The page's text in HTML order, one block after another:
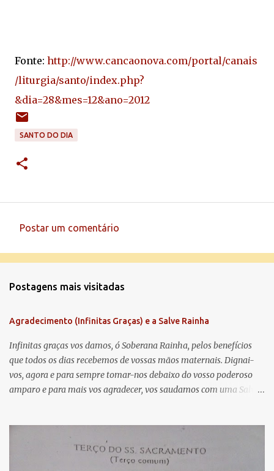
Fonte: http://www.cancaonova.com/portal/canais
/liturgia/santo/index.php?
&dia=28&mes=12&ano=2012
SANTO DO DIA
e
t
á
r
i
o
Postar um comentário
Postagens mais visitadas
Agradecimento (Infinitas Graças) e a Salve Rainha
Infinitas graças vos damos, ó Soberana Rainha, pelos benefícios
que todos os dias recebemos de vossas mãos maternais. Dignai-
vos, agora e para sempre tomar-nos debaixo do vosso poderoso
amparo e para mais vos agradecer, vos saudamos com uma Salve
lágrimas. Eia, pois, Advogada nossa, estes vossos olhos
misericordiosos a nós volvei, e depois deste desterro, mostrai-nos